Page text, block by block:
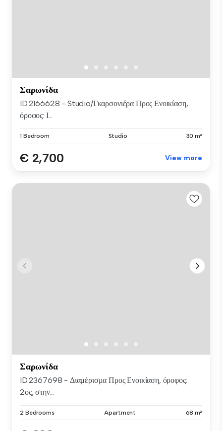
Σαρωνίδα
ID.2166628 - Studio/Γκαρσονιέρα Προς Ενοικίαση,
όροφος: Ι...
1 Bedroom Studio 30 m²
€ 2,700 View more
Σαρωνίδα
ID.2367698 - Διαμέρισμα Προς Ενοικίαση, όροφος:
2ος, στην...
2 Bedrooms Apartment 68 m²